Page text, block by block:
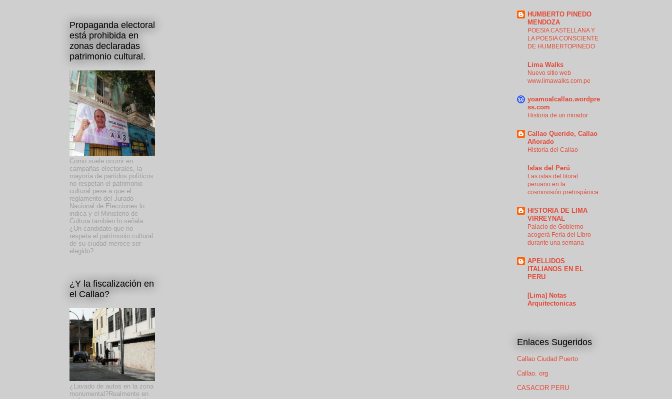
Propaganda electoral
está prohibida en
zonas declaradas
patrimonio cultural.
Como suele ocurrir en
campañas electorales, la
mayoría de partidos políticos
no respetan el patrimonio
cultural pese a que el
reglamento del Jurado
Nacional de Elecciones lo
indica y el Ministerio de
Cultura tambien lo señala.
¿Un candidato que no
respeta el patrimonio cultural
de su ciudad merece ser
elegido?
¿Y la fiscalización en
el Callao?
¿Lavado de autos en la zona
monumental?Realmente en
HUMBERTO PINEDO
MENDOZA
POESIA CASTELLANA Y
LA POESIA CONSCIENTE
DE HUMBERTOPINEDO
Lima Walks
Nuevo sitio web
www.limawalks.com.pe
yoamoalcallao.wordpre
ss.com
Historia de un mirador
Callao Querido, Callao
Añorado
Historia del Callao
Islas del Perú
Las islas del litoral
peruano en la
cosmovisión prehispánica
HISTORIA DE LIMA
VIRREYNAL
Palacio de Gobierno
acogerá Feria del Libro
durante una semana
APELLIDOS
ITALIANOS EN EL
PERU
[Lima] Notas
Arquitectonicas
Enlaces Sugeridos
Callao Ciudad Puerto
Callao. org
CASACOR PERU